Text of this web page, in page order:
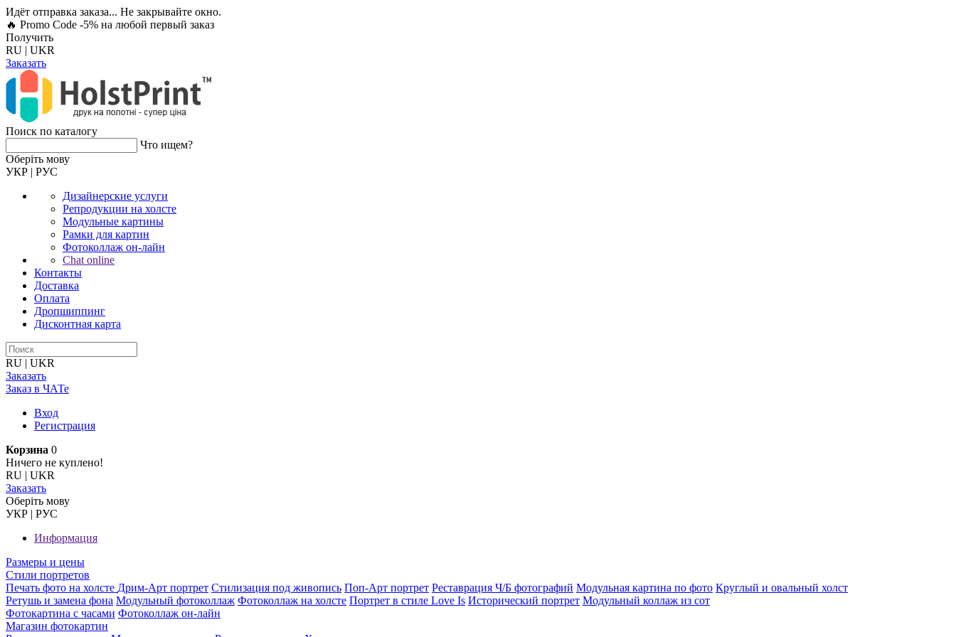
Идёт отправка заказа... Не закрывайте окно.
🔥 Promo Code -5% на любой первый заказ
Получить
RU | UKR
Заказать
Поиск по каталогу
Что ищем?
Оберiть мову
УКР | РУС
Дизайнерские услуги
Репродукции на холсте
Модульные картины
Рамки для картин
Фотоколлаж он-лайн
Chat online
Контакты
Доставка
Оплата
Дропшиппинг
Дисконтная карта
RU | UKR
Заказать
Заказ в ЧАТе
Вход
Регистрация
Корзина 0
Ничего не куплено!
RU | UKR
Заказать
Оберiть мову
УКР | РУС
Информация
Размеры и цены
Стили портретов
Печать фото на холсте Дрим-Арт портрет Стилизация под живопись Поп-Арт портрет Реставрация Ч/Б фотографий Модульная картина по фото Круглый и овальный холст
Ретушь и замена фона Модульный фотоколлаж Фотоколлаж на холсте Портрет в стиле Love Is Исторический портрет Модульный коллаж из сот
Фотокартина с часами Фотоколлаж он-лайн
Магазин фотокартин